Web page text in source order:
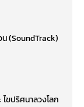
(SoundTrack)
ขปริศนาลวงโลก